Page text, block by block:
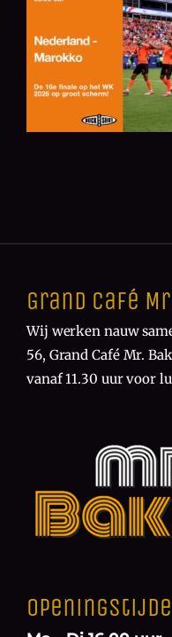
Grand Café
Wij werken nauw
56, Grand Café Mr.
vanaf 11.30 uur voor